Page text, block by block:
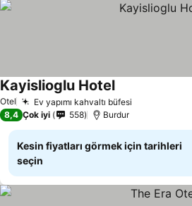
Otel Ev yapımı kahvaltı büfesi
Kayislioglu Hotel
8,4 Çok iyi 558 Burdur
Kesin fiyatları görmek için tarihleri
seçin